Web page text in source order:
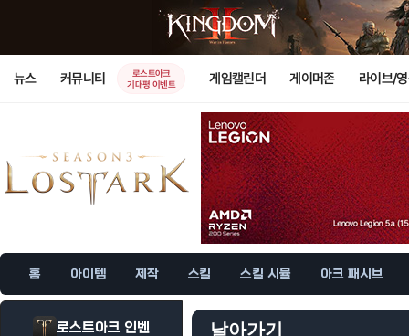
뉴스 커뮤니티
로스트아크
기대평 이벤트
게임캘린더 게이머존 라이브/
홈 아이템 제작 스킬 스킬 시뮬 아크 패시브
로스트아크 인벤 날아가기